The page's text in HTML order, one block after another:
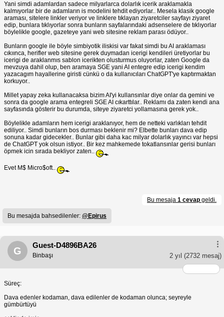
Yani simdi adamlardan sadece milyarlarca dolarlık icerik araklamakla
kalmıyorlar bir de adamların is modelini tehdit ediyorlar.. Mesela klasik google
araması, sitelere linkler veriyor ve linklere tıklayan ziyaretciler sayfayı ziyaret
edip, bunlara tıklıyorlar sonra bunların sayfalarındaki adsenselere de tıklıyorlar
böylelikle google, gazeteye yani web sitesine reklam parası ödüyor..
Bunların google ile böyle simbiyotik iliskisi var fakat simdi bu AI araklaması
cıkıınca, herifler web sitesine gerek duymadan icerigi kendileri üretiyorlar bu
icerigi de araklanmıs sablon icerikten olusturmus oluyorlar, zaten Google da
mevzuya dahil olup, ben aramaya SGE yani AI entegre edip icerigi kendim
yazacagım hayallerine giristi cünkü o da kullanıcıları ChatGPT'ye kaptırmaktan
korkuyor..
Millet yapay zeka kullanacaksa bizim AI'yi kullansınlar diye onlar da gemini ve
sonra da google arama entegreli SGE AI cıkarttılar.. Reklamı da zaten kendi ana
sayfasında gösterir bu durumda, siteye ziyaretci yollamasına gerek yok..
Böylelikle adamların hem icerigi araklanıyor, hem de netteki varlıkları tehdit
ediliyor.. Simdi bunların bos durması beklenir mi? Elbette bunları dava edip
sonuna kadar gidecekler.. Bunlar gibi daha kac milyar dolarlık yayıncı var hepsi
de ChatGPT yok olsun istiyor.. Bir kez mahkemede tokatlansınlar gerisi bunları
öpmek icin sırada bekliyor zaten..
Evet M$ Micro$oft..
Bu mesaja 1 cevap geldi.
Bu mesajda bahsedilenler: @Epirus
G
Guest-D4896BA26
2 yıl (2732 mesaj)
Binbaşı
Süreç:
Dava edenler kodaman, dava edilenler de kodaman olunca; seyreyle
gümbürtüyü